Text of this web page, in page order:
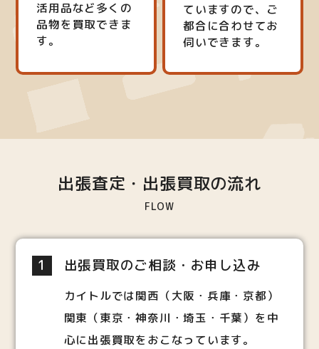
活用品など多くの
品物を買取できま
す。
ていますので、ご
都合に合わせてお
伺いできます。
出張査定・出張買取の流れ
FLOW
1 出張買取のご相談・お申し込み
カイトルでは関西（大阪・兵庫・京都）
関東（東京・神奈川・埼玉・千葉）を中
心に出張買取をおこなっています。